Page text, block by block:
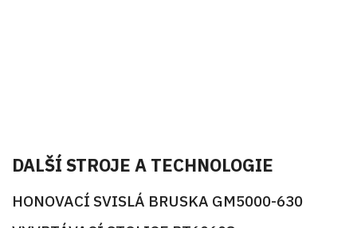
DALŠÍ STROJE A TECHNOLOGIE
HONOVACÍ SVISLÁ BRUSKA GM5000-630